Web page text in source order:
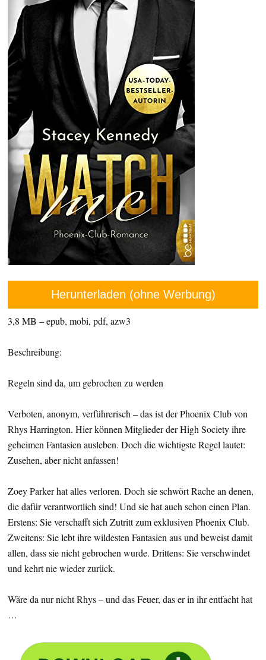
Herunterladen (ohne Werbung)
3,8 MB – epub, mobi, pdf, azw3
Beschreibung:
Regeln sind da, um gebrochen zu werden
Verboten, anonym, verführerisch – das ist der Phoenix Club von
Rhys Harrington. Hier können Mitglieder der High Society ihre
geheimen Fantasien ausleben. Doch die wichtigste Regel lautet:
Zusehen, aber nicht anfassen!
Zoey Parker hat alles verloren. Doch sie schwört Rache an denen,
die dafür verantwortlich sind! Und sie hat auch schon einen Plan.
Erstens: Sie verschafft sich Zutritt zum exklusiven Phoenix Club.
Zweitens: Sie lebt ihre wildesten Fantasien aus und beweist damit
allen, dass sie nicht gebrochen wurde. Drittens: Sie verschwindet
und kehrt nie wieder zurück.
Wäre da nur nicht Rhys – und das Feuer, das er in ihr entfacht hat
…